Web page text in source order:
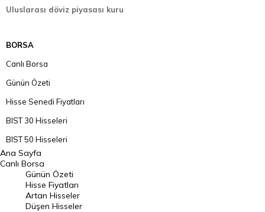
Uluslarası döviz piyasası kuru
BORSA
Canlı Borsa
Günün Özeti
Hisse Senedi Fiyatları
BIST 30 Hisseleri
BIST 50 Hisseleri
BIST 100 Hisseleri
En Çok Artan Hisseler
En Çok Düşen Hisseler
Ana Sayfa
Canlı Borsa
Günün Özeti
Hisse Fiyatları
Artan Hisseler
Düşen Hisseler